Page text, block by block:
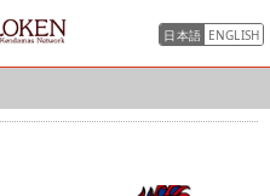
日本語 ENGLISH